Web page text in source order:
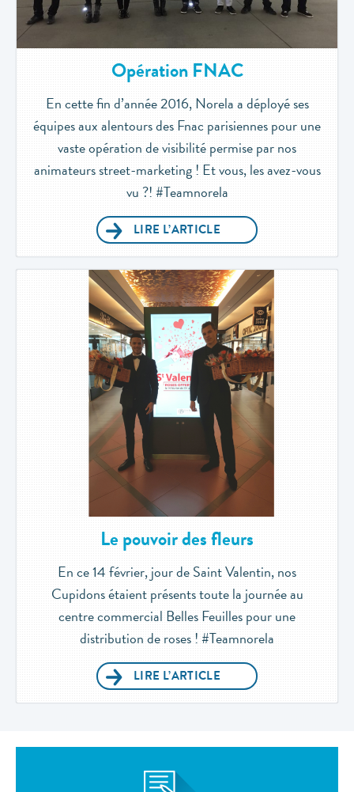
Opération FNAC
En cette fin d’année 2016, Norela a déployé ses
équipes aux alentours des Fnac parisiennes pour une
vaste opération de visibilité permise par nos
animateurs street-marketing ! Et vous, les avez-vous
vu ?! #Teamnorela
LIRE L’ARTICLE
Le pouvoir des fleurs
En ce 14 février, jour de Saint Valentin, nos
Cupidons étaient présents toute la journée au
centre commercial Belles Feuilles pour une
distribution de roses ! #Teamnorela
LIRE L’ARTICLE